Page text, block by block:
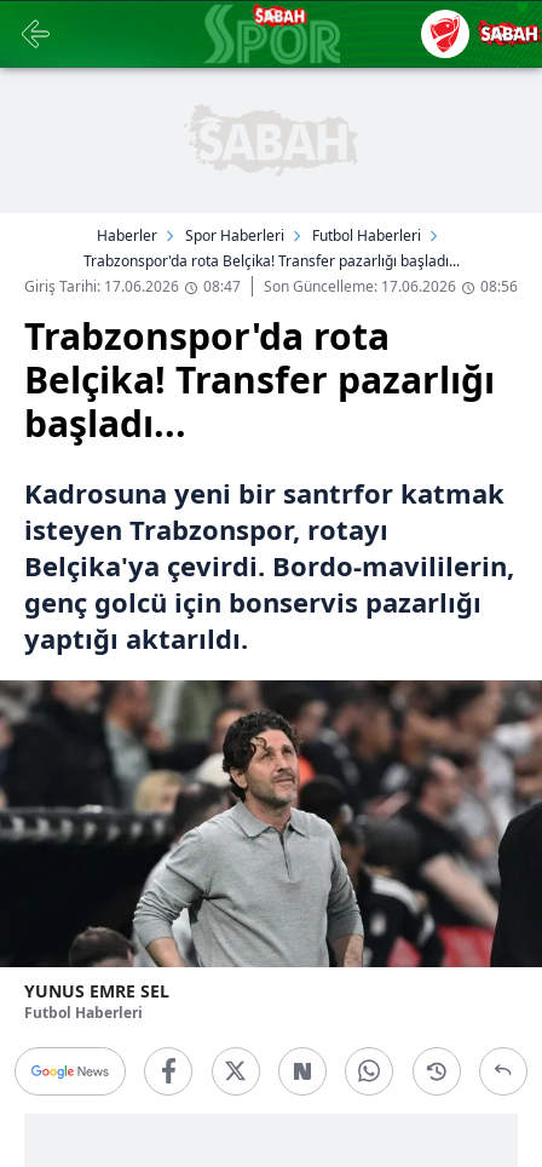
Haberler Spor Haberleri
Futbol Haberleri
Trabzonspor'da rota Belçika! Transfer pazarlığı başladı...
Giriş Tarihi: 17.06.2026
08:47 Son Güncelleme: 17.06.2026 08:56
Trabzonspor'da rota
Belçika! Transfer pazarlığı
başladı...
Kadrosuna yeni bir santrfor katmak
isteyen Trabzonspor, rotayı
Belçika'ya çevirdi. Bordo-mavililerin,
genç golcü için bonservis pazarlığı
yaptığı aktarıldı.
YUNUS EMRE SEL
Futbol Haberleri